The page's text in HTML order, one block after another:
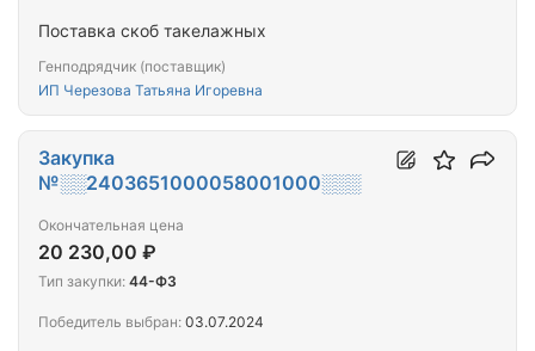
Поставка скоб такелажных
Генподрядчик (поставщик)
ИП Черезова Татьяна Игоревна
Закупка
№░░2403651000058001000░░░
Окончательная цена
20 230,00 ₽
Тип закупки: 44-ФЗ
Победитель выбран: 03.07.2024